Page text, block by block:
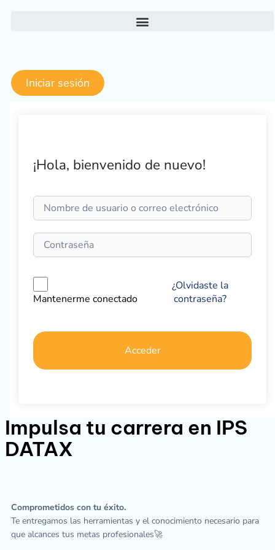
Iniciar sesión
¡Hola, bienvenido de nuevo!
Mantenerme conectado
¿Olvidaste la
contraseña?
Acceder
Impulsa tu carrera en IPS
DATAX
Comprometidos con tu éxito.
Te entregamos las herramientas y el conocimiento necesario para
que alcances tus metas profesionales🚀